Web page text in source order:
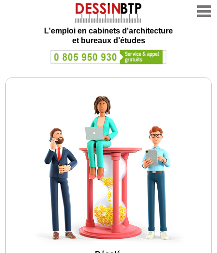
L'emploi en cabinets d'architecture
et bureaux d'études